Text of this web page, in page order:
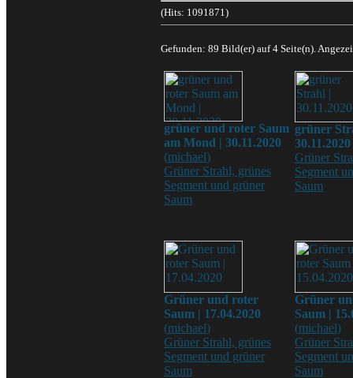
(Hits: 1091871)
Gefunden: 89 Bild(er) auf 4 Seite(n).
grüner und roter Saum
am Mond | 30.11.2020
(michael)
Grüner Strahl, grünes
Segment und grüner
Saum
grüner
30.11.2020
Grüner
Segment
Saum
Grüner und roter
Saum | 17.04.2020
(michael)
Grüner Strahl, grünes
Segment und grüner
Saum
Grüner
Saum |
(michael)
Grüner
Segment
Saum